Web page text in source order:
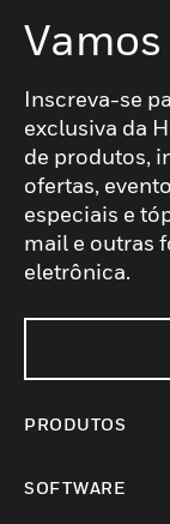
Inscreva-se
exclusiva da
de produtos,
ofertas,
especiais e
mail e outras
eletrônica.
PRODUTOS
SOFTWARE